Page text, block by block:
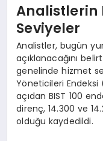
Analistlerin
Seviyeler
Analistler, bugün
açıklanacağını
genelinde hizmet
Yöneticileri Endeksi
açıdan BIST 100
direnç, 14.300 ve
olduğu kaydedildi.